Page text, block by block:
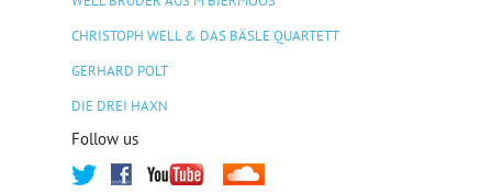
CHRISTOPH WELL & DAS BÄSLE QUARTETT
GERHARD POLT
DIE DREI HAXN
Follow us